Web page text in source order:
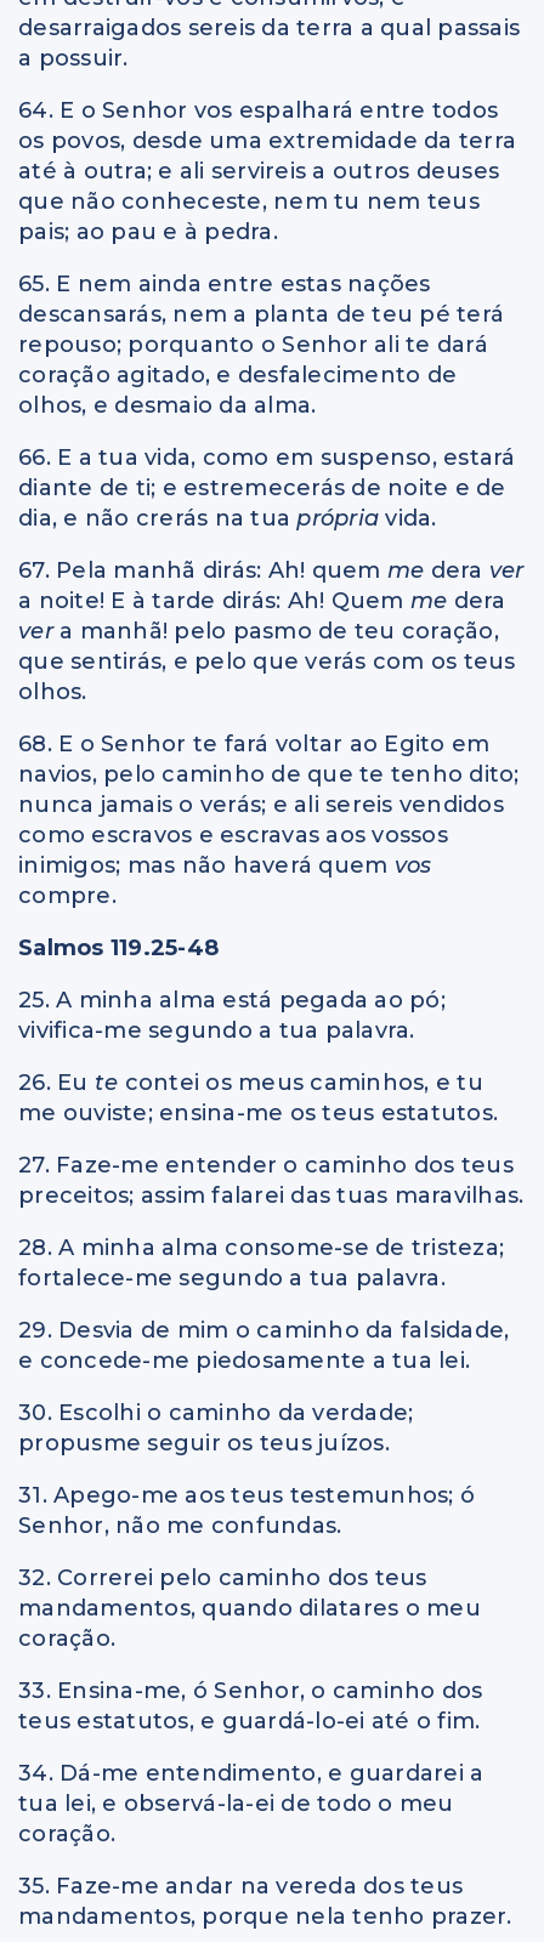
desarraigados sereis da terra a qual passais
a possuir.
64. E o Senhor vos espalhará entre todos
os povos, desde uma extremidade da terra
até à outra; e ali servireis a outros deuses
que não conheceste, nem tu nem teus
pais; ao pau e à pedra.
65. E nem ainda entre estas nações
descansarás, nem a planta de teu pé terá
repouso; porquanto o Senhor ali te dará
coração agitado, e desfalecimento de
olhos, e desmaio da alma.
66. E a tua vida, como em suspenso, estará
diante de ti; e estremecerás de noite e de
dia, e não crerás na tuaprópriavida.
67. Pela manhã dirás: Ah! quem me dera ver
a noite! E à tarde dirás: Ah! Quem me dera
ver a manhã! pelo pasmo de teu coração,
que sentirás, e pelo que verás com os teus
olhos.
68. E o Senhor te fará voltar ao Egito em
navios, pelo caminho de que te tenho dito;
nunca jamais o verás; e ali sereis vendidos
como escravos e escravas aos vossos
inimigos; mas não haverá quem vos
compre.
Salmos 119.25-48
25. A minha alma está pegada ao pó;
vivifica-me segundo a tua palavra.
26. Eu te contei os meus caminhos, e tu
me ouviste; ensina-me os teus estatutos.
27. Faze-me entender o caminho dos teus
preceitos; assim falarei das tuas maravilhas.
28. A minha alma consome-se de tristeza;
fortalece-me segundo a tua palavra.
29. Desvia de mim o caminho da falsidade,
e concede-me piedosamente a tua lei.
30. Escolhi o caminho da verdade;
propusme seguir os teus juízos.
31. Apego-me aos teus testemunhos; ó
Senhor, não me confundas.
32. Correrei pelo caminho dos teus
mandamentos, quando dilatares o meu
coração.
33. Ensina-me, ó Senhor, o caminho dos
teus estatutos, e guardá-lo-ei até o fim.
34. Dá-me entendimento, e guardarei a
tua lei, e observá-la-ei de todo o meu
coração.
35. Faze-me andar na vereda dos teus
mandamentos, porque nela tenho prazer.